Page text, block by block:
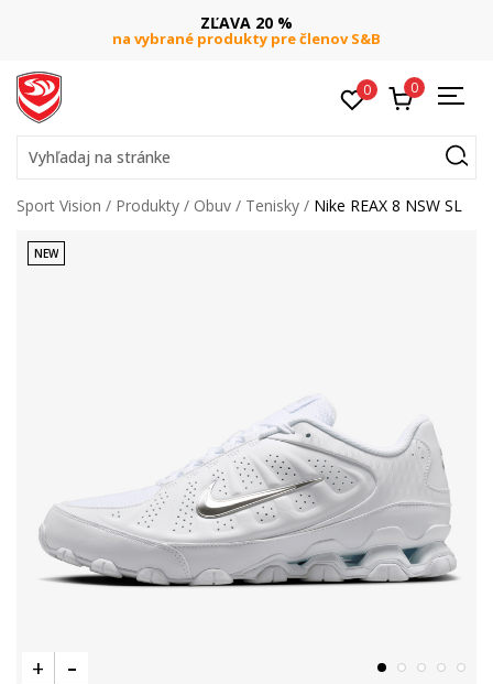
ZĽAVA 20 %
na vybrané produkty pre členov S&B
0 0
Vyhľadaj na stránke
Sport Vision Produkty Obuv Tenisky Nike REAX 8 NSW SL
NEW